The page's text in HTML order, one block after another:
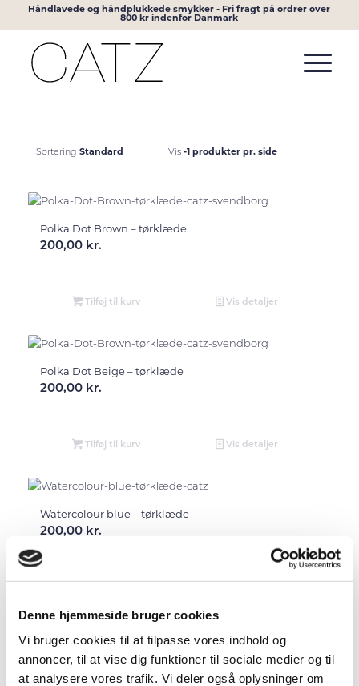
Denne hjemmeside bruger cookies
Vi bruger cookies til at tilpasse vores indhold og
annoncer, til at vise dig funktioner til sociale medier og til
at analysere vores trafik. Vi deler også oplysninger om
Håndlavede og håndplukkede smykker - Fri fragt på ordrer over
800 kr indenfor Danmark
Sortering Standard Vis -1 produkter pr. side
Polka Dot Brown – tørklæde
200,00 kr.
Tilføj til kurv Vis detaljer
Polka Dot Beige – tørklæde
200,00 kr.
Tilføj til kurv Vis detaljer
Watercolour blue – tørklæde
200,00 kr.
Watercolour coral – tørklæde
200,00kr.